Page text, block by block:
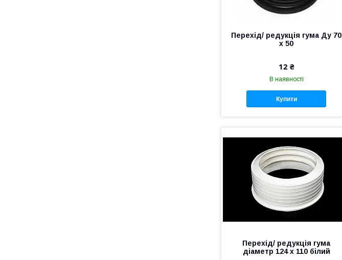
Перехід/ редукція гума Ду 70
х 50
12 ₴
В наявності
Купити
Перехід/ редукція гума
діаметр 124 х 110 білий